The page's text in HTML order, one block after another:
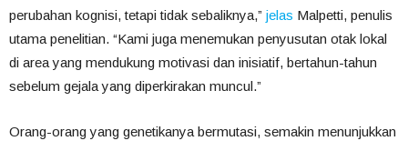
perubahan kognisi, tetapi tidak sebaliknya,” jelas Malpetti, penulis
utama penelitian. “Kami juga menemukan penyusutan otak lokal
di area yang mendukung motivasi dan inisiatif, bertahun-tahun
sebelum gejala yang diperkirakan muncul.”
Orang-orang yang genetikanya bermutasi, semakin menunjukkan